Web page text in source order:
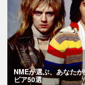
NMEが選ぶ、あなた
ビア50選